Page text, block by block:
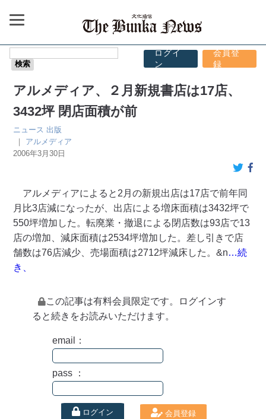
ログイ
ン
会員登
録
アルメディア、２月新規書店は17店、
3432坪 閉店面積が前
ニュース 出版
｜ アルメディア
2006年3月30日
アルメディアによると2月の新規出店は17店で前年同
月比3店減になったが、出店による増床面積は3432坪で
550坪増加した。転廃業・撤退による閉店数は93店で13
店の増加、減床面積は2534坪増加した。差し引きで店
舗数は76店減少、売場面積は2712坪減床した。&n…続
き、
この記事は有料会員限定です。ログインす
ると続きをお読みいただけます。
email：
pass ：
ログイン 会員登録